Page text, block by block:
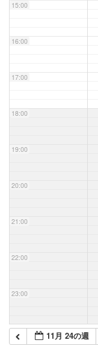
15:00
16:00
17:00
18:00
19:00
20:00
21:00
22:00
23:00
11月 24の週